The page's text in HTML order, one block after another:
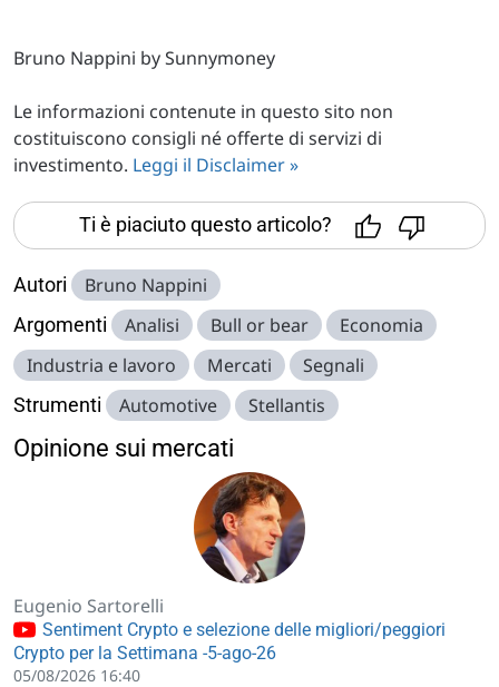
Bruno Nappini by Sunnymoney
Le informazioni contenute in questo sito non
costituiscono consigli né offerte di servizi di
investimento. Leggi il Disclaimer »
Ti è piaciuto questo articolo?
Autori Bruno Nappini
Argomenti Analisi Bull or bear
Economia
Industria e lavoro
Mercati Segnali
Strumenti Automotive Stellantis
Opinione sui mercati
Eugenio Sartorelli
Sentiment Crypto e selezione delle migliori/peggiori
Crypto per la Settimana -5-ago-26
05/08/2026 16:40